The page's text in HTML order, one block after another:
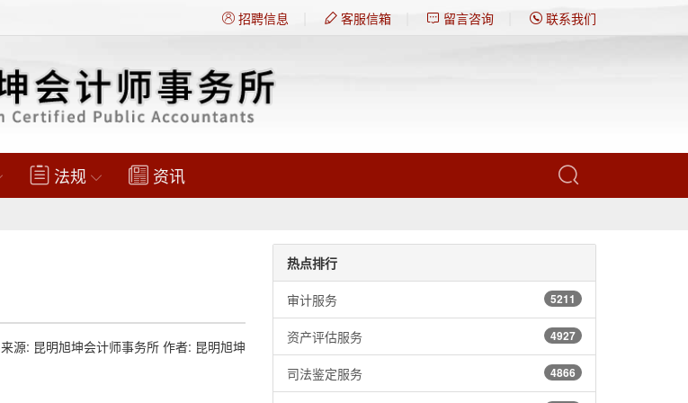
招聘信息 客服信箱 留言咨询 联系我们
法规 资讯
来源: 昆明旭坤会计师事务所 作者: 昆明旭坤
热点排行
5211
审计服务
4927
资产评估服务
4866
司法鉴定服务